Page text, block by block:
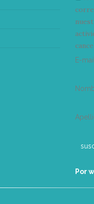
E-
Por